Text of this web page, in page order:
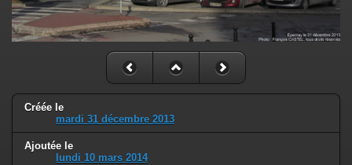
Créée le
mardi 31 décembre 2013
Ajoutée le
lundi 10 mars 2014